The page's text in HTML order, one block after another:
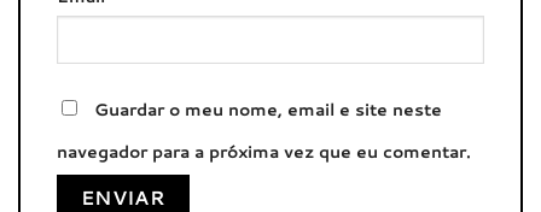
Guardar o meu nome, email e site neste
navegador para a próxima vez que eu comentar.